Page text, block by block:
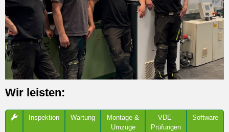
Wir leisten:
Inspektion Wartung
Montage &
Umzüge
VDE-
Prüfungen
Software